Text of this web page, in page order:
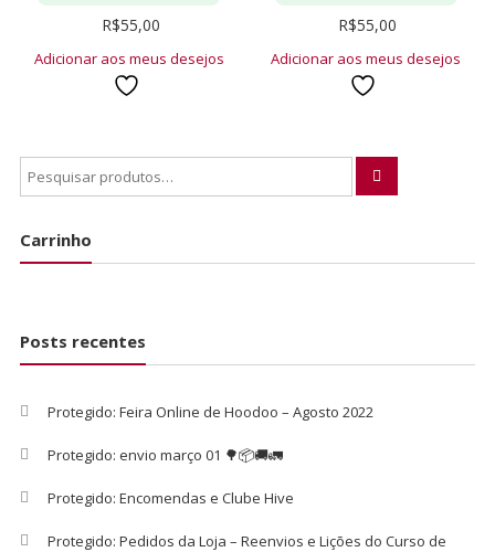
R$55,00
Adicionar aos meus desejos
R$55,00
Adicionar aos meus desejos
Carrinho
Posts recentes
Protegido: Feira Online de Hoodoo – Agosto 2022
Protegido: envio março 01 🌳📦🚚🚛
Protegido: Encomendas e Clube Hive
Protegido: Pedidos da Loja – Reenvios e Lições do Curso de